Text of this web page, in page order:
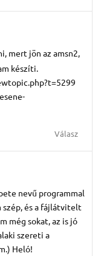
mert jön az amsn2,
készíti.
Válasz
nevű programmal
és a fájlátvitelt
még sokat, az is jó
szereti a
Heló!